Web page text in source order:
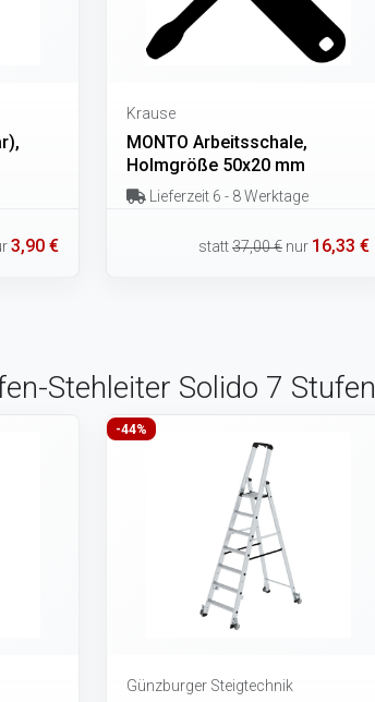
3,90 €
Krause
MONTO Arbeitsschale,
Holmgröße 50x20 mm
Lieferzeit 6 - 8 Werktage
statt37,00 € nur 16,33 €
Stehleiter Solido 7 Stufen
-44%
Günzburger Steigtechnik